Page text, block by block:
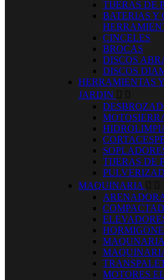
TIJERAS DE
BATERIAS Y
CINCELES
BROCAS
DISCOS
DISCOS
HERRAMIENTAS
JARDIN  
TIJERAS DE
MAQUINARIA  
MOTORES